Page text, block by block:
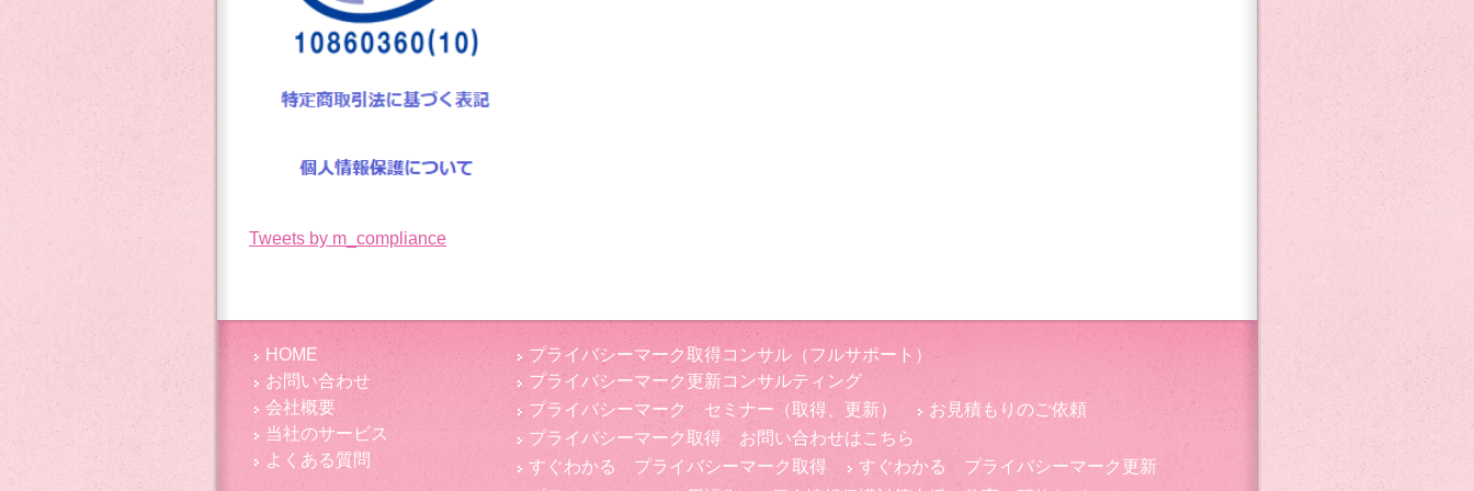
Tweets by m_compliance
HOME
お問い合わせ
会社概要
当社のサービス
よくある質問
プライバシーマーク取得コンサル（フルサポート）
プライバシーマーク更新コンサルティング
プライバシーマーク セミナー（取得、更新）
お見積もりのご依頼
プライバシーマーク取得 お問い合わせはこちら
すぐわかる プライバシーマーク取得
すぐわかる プライバシーマーク更新